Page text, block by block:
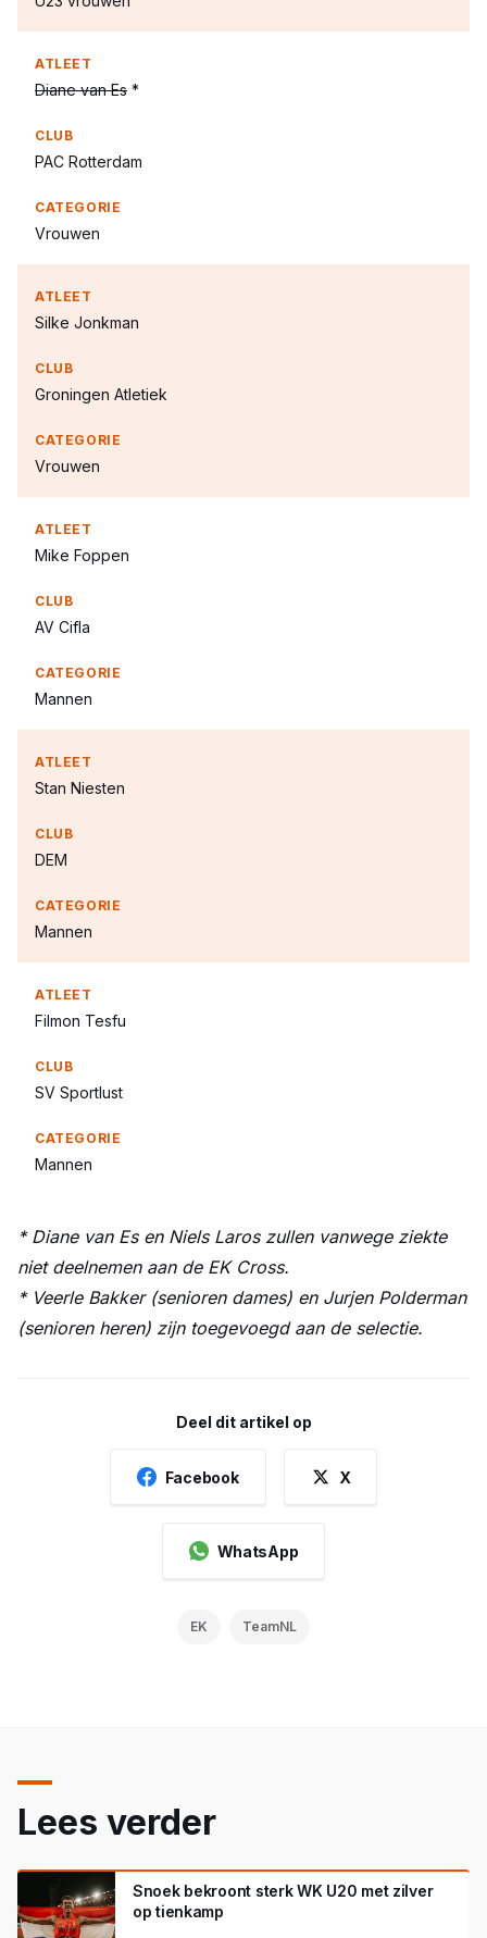
Diane van Es *
PAC Rotterdam
Vrouwen
Silke Jonkman
Groningen Atletiek
Vrouwen
Mike Foppen
AV Cifla
Mannen
Stan Niesten
DEM
Mannen
Filmon Tesfu
SV Sportlust
Mannen
* Diane van Es en Niels Laros zullen vanwege ziekte
niet deelnemen aan de EK Cross.
* Veerle Bakker (senioren dames) en Jurjen Polderman
(senioren heren) zijn toegevoegd aan de selectie.
Deel dit artikel op
Facebook X
WhatsApp
EK TeamNL
Lees verder
Snoek bekroont sterk WK U20 met zilver
op tienkamp